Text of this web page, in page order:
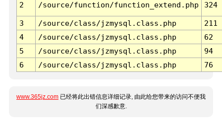
2 /source/function/function_extend.php 324
3 /source/class/jzmysql.class.php
211
4
/source/class/jzmysql.class.php
62
5
/source/class/jzmysql.class.php
94
6
/source/class/jzmysql.class.php 76
www.365jz.com 已经将此出错信息详细记录, 由此给您带来的访问不便我
们深感歉意.